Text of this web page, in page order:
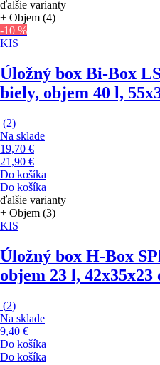
ďalšie varianty
+ Objem (4)
-10 %
KIS
Úložný box Bi-Box L
biely, objem 40 l,
(2)
Na sklade
19,70 €
21,90 €
Do košíka
Do košíka
ďalšie varianty
+ Objem (3)
KIS
Úložný box H-Box S
objem 23 l, 42x35x23
(2)
Na sklade
9,40 €
Do košíka
Do košíka